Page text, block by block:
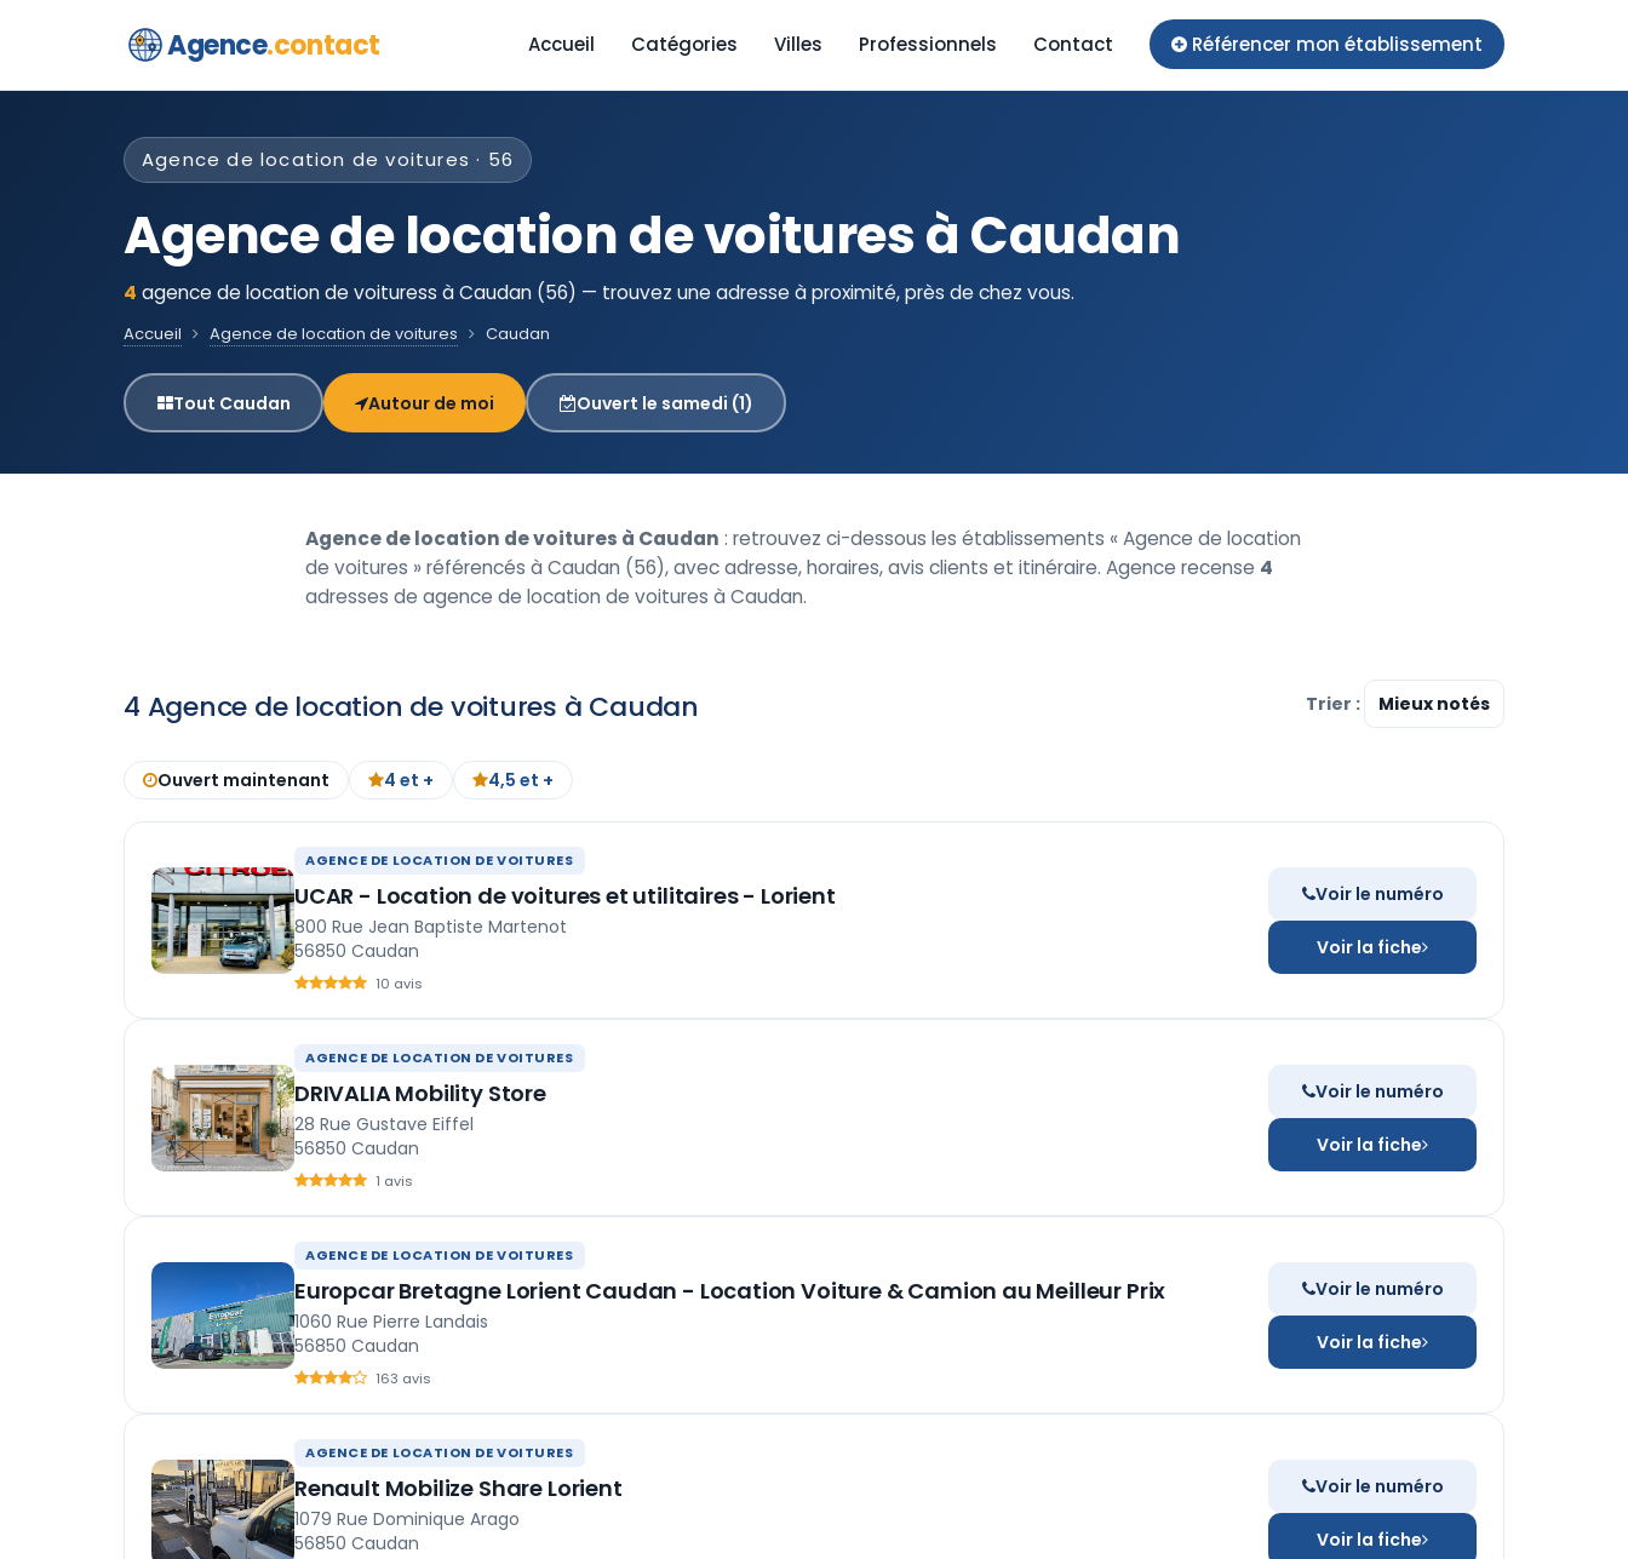
Agence.contact Accueil Catégories Villes Professionnels Contact Référencer mon établissement
Agence de location de voitures · 56
Agence de location de voitures à Caudan
4 agence de location de voituress à Caudan (56) — trouvez une adresse à proximité, près de chez vous.
Accueil Agence de location de voitures Caudan
Tout Caudan Autour de moi Ouvert le samedi (1)
Agence de location de voitures à Caudan : retrouvez ci-dessous les établissements « Agence de location
de voitures » référencés à Caudan (56), avec adresse, horaires, avis clients et itinéraire. Agence recense 4
adresses de agence de location de voitures à Caudan.
4 Agence de location de voitures à Caudan Trier :
Ouvert maintenant 4 et + 4,5 et +
AGENCE DE LOCATION DE VOITURES
UCAR - Location de voitures et utilitaires - Lorient
800 Rue Jean Baptiste Martenot
56850 Caudan
10 avis
Voir le numéro
Voir la fiche
AGENCE DE LOCATION DE VOITURES
DRIVALIA Mobility Store
28 Rue Gustave Eiffel
56850 Caudan
1 avis
Voir le numéro
Voir la fiche
AGENCE DE LOCATION DE VOITURES
Europcar Bretagne Lorient Caudan - Location Voiture & Camion au Meilleur Prix
1060 Rue Pierre Landais
56850 Caudan
163 avis
Voir le numéro
Voir la fiche
AGENCE DE LOCATION DE VOITURES
Renault Mobilize Share Lorient
1079 Rue Dominique Arago
56850 Caudan
Voir le numéro
Voir la fiche